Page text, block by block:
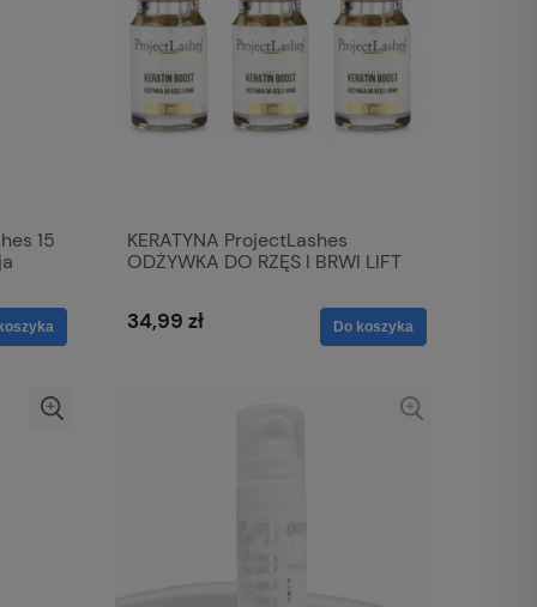
15
KERATYNA ProjectLashes
ODŻYWKA DO RZĘS I BRWI LIFT
34,99 zł Do koszyka